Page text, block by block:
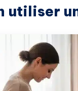
utiliser